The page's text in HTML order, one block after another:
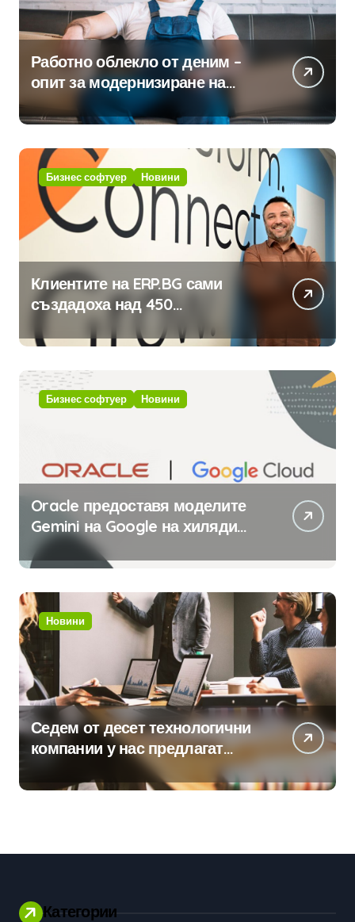
Работно облекло от деним –
опит за модернизиране на
традицията
Бизнес софтуер Новини
Клиентите на ERP.BG сами
създадоха над 450
приложения за ERP системата
с помощта на вградения в нея
изкуствен интелект
Бизнес софтуер Новини
Oracle предоставя моделите
Gemini на Google на хиляди
клиенти на бизнес
приложения
Новини
Седем от десет технологични
компании у нас предлагат
хибридна работа
Категории